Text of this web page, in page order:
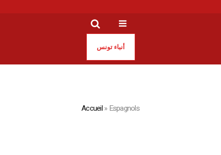
أنباء تونس
Accueil»Espagnols